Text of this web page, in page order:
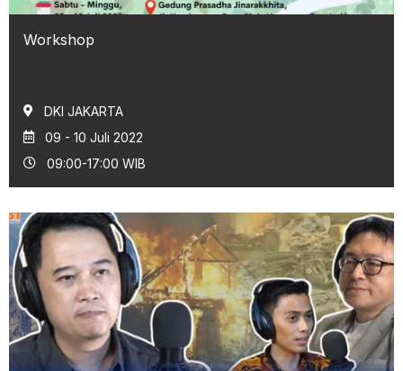
Workshop
DKI JAKARTA
09 - 10 Juli 2022
09:00-17:00 WIB